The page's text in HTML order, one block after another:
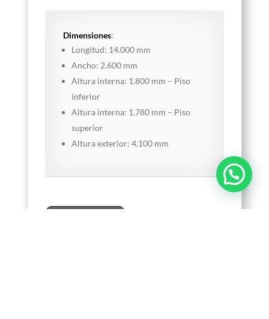
Dimensiones:
Longitud: 14.000 mm
Ancho: 2.600 mm
Altura interna: 1.800 mm – Piso
inferior
Altura interna: 1.780 mm – Piso
superior
Altura exterior: 4.100 mm